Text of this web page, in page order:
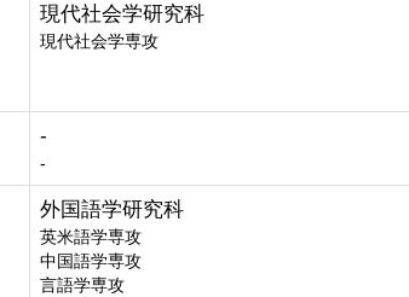
現代社会学研究科
現代社会学専攻
-
-
外国語学研究科
英米語学専攻
中国語学専攻
言語学専攻